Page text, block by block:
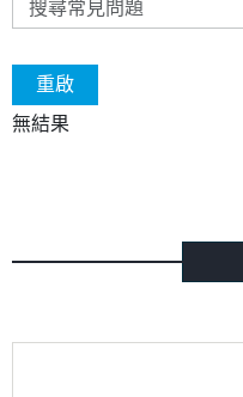
重啟
無結果